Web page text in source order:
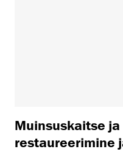
Muinsuskaitse
restaureerimine